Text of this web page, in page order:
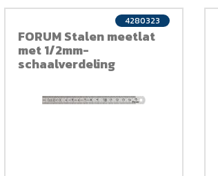
FORUM Stalen meetlat
met 1/2mm-
schaalverdeling
4280323